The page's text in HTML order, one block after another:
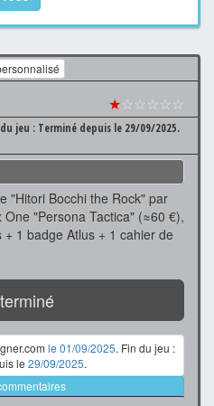
★☆☆☆☆☆
jeu : Terminé depuis le 29/09/2025.
"Hitori Bocchi the Rock" par
"Persona Tactica" (≈60 €),
1 badge Atlus + 1 cahier de
le 01/09/2025. Fin du jeu :
le 29/09/2025.